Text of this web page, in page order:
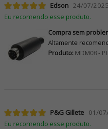
Edson 24/07/2025
Eu recomendo esse produto.
Compra sem
Altamente
Produto:MDM08 -
P&G Gillete 01/
Eu recomendo esse produto.